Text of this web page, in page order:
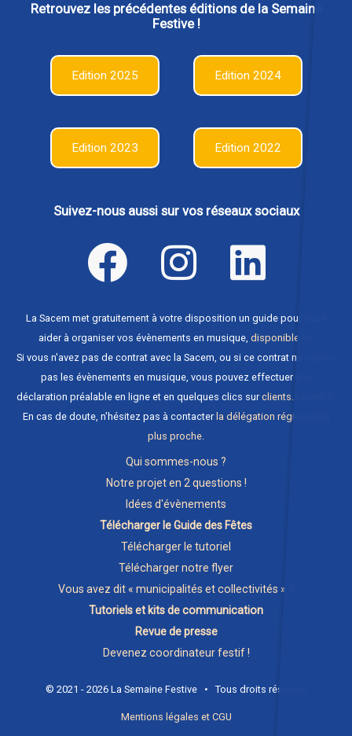
Retrouvez les précédentes éditions de la Semaine
Festive !
Edition 2025 Edition 2024
Edition 2023 Edition 2022
Suivez-nous aussi sur vos réseaux sociaux
La Sacem met gratuitement à votre disposition un guide pour vous
aider à organiser vos évènements en musique, disponible ici
Si vous n'avez pas de contrat avec la Sacem, ou si ce contrat ne couvre
pas les évènements en musique, vous pouvez effectuer une
déclaration préalable en ligne et en quelques clics surclients.sacem.fr
En cas de doute, n'hésitez pas à contacterla délégation régionale la
plus proche
Qui sommes-nous ?
Notre projet en 2 questions !
Idées d'évènements
Télécharger le Guide des Fêtes
Télécharger le tutoriel
Télécharger notre flyer
Vous avez dit « municipalités et collectivités » ?
Tutoriels et kits de communication
Revue de presse
Devenez coordinateur festif !
© 2021 - 2026 La Semaine Festive • Tous droits réservés
Mentions légales et CGU